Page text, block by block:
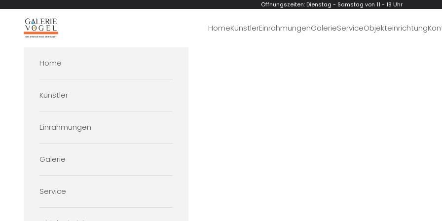
Öffnungszeiten: Dienstag - Samstag von 11 - 18 Uhr
Galerie Vogel HomeKünstlerEinrahmungenGalerieServiceObjekteinrichtung
Home
Künstler
Einrahmungen
Galerie
Service